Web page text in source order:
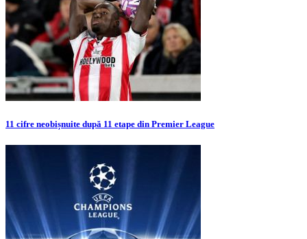
11 cifre neobișnuite după 11 etape din Premier League